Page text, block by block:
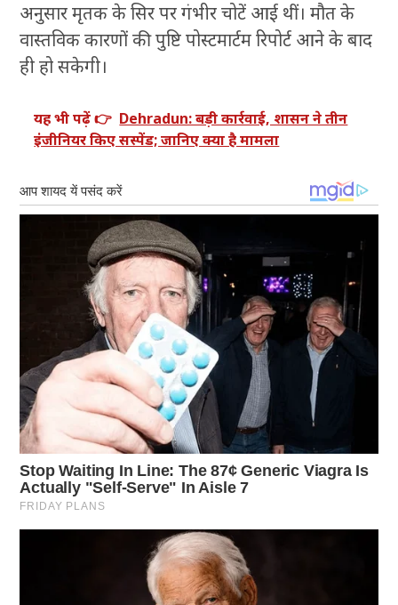
अनुसार मृतक के सिर पर गंभीर चोटें आई थीं। मौत के
वास्तविक कारणों की पुष्टि पोस्टमार्टम रिपोर्ट आने के बाद
ही हो सकेगी।
यह भी पढ़ें 👉 Dehradun: बड़ी कार्रवाई, शासन ने तीन
इंजीनियर किए सस्पेंड; जानिए क्या है मामला